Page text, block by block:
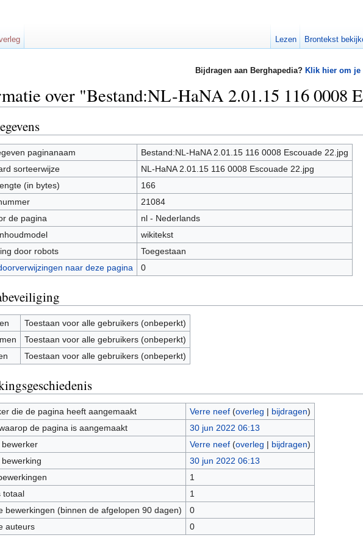
Bijdragen aan Berghapedia? Klik hier om je
over "Bestand:NL-HaNA 2.01.15 116 0008
paginanaam
Bestand:NL-HaNA 2.01.15 116 0008 Escouade 22.jpg
sorteerwijze
NL-HaNA 2.01.15 116 0008 Escouade 22.jpg
(in bytes)
166
21084
de pagina
nl - Nederlands
wikitekst
door robots
Toegestaan
naar deze pagina
0
Toestaan voor alle gebruikers (onbeperkt)
Toestaan voor alle gebruikers (onbeperkt)
Toestaan voor alle gebruikers (onbeperkt)
die de pagina heeft aangemaakt Verre neef (overleg | bijdragen)
de pagina is aangemaakt
30 jun 2022 06:13
Verre neef (overleg | bijdragen)
30 jun 2022 06:13
1
totaal
1
bewerkingen (binnen de afgelopen 90 dagen)
0
auteurs
0
Lezen Brontekst